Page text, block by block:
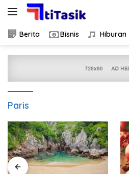
content
Berita Bisnis Hiburan
Paris